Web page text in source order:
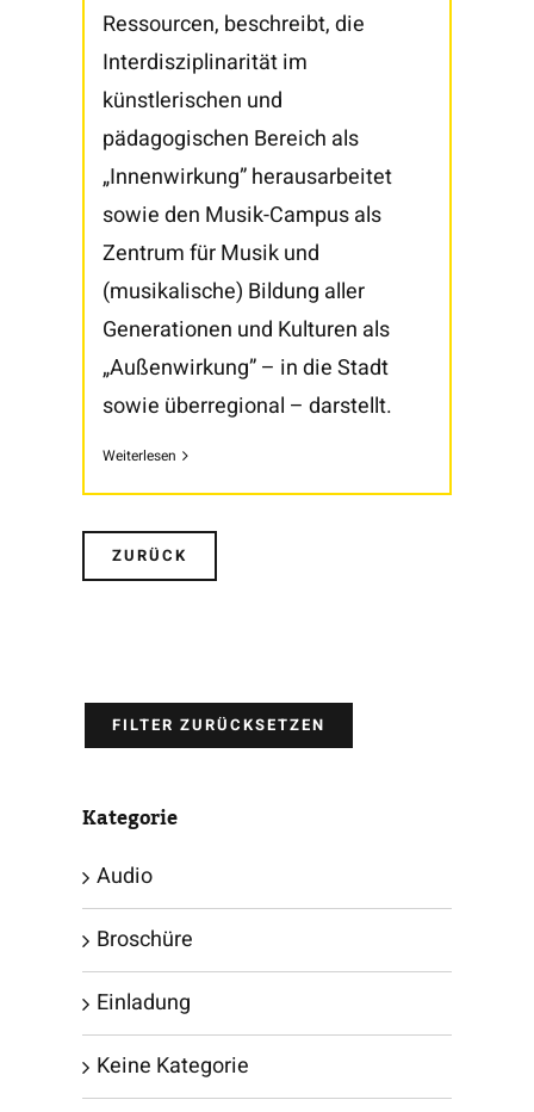
Ressourcen, beschreibt, die
Interdisziplinarität im
künstlerischen und
pädagogischen Bereich als
„Innenwirkung” herausarbeitet
sowie den Musik-Campus als
Zentrum für Musik und
(musikalische) Bildung aller
Generationen und Kulturen als
„Außenwirkung” – in die Stadt
sowie überregional – darstellt.
Weiterlesen
ZURÜCK
FILTER ZURÜCKSETZEN
Kategorie
Audio
Broschüre
Einladung
Keine Kategorie